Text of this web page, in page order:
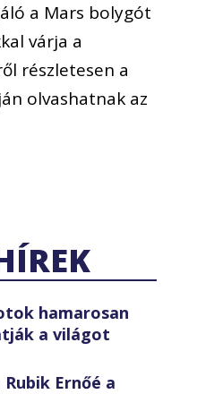
a Mars bolygót
várja a
részletesen a
olvashatnak az
hamarosan
a világot
Ernőé a